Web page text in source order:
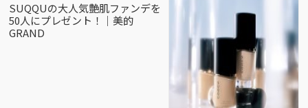
SUQQUの大人気艶肌ファンデを
50人にプレゼント！｜美的
GRAND